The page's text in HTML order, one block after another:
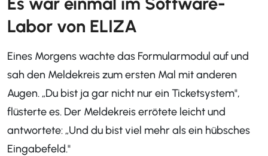
Labor von ELIZA
Eines Morgens wachte das Formularmodul auf und
sah den Meldekreis zum ersten Mal mit anderen
Augen. „Du bist ja gar nicht nur ein Ticketsystem",
flüsterte es. Der Meldekreis errötete leicht und
antwortete: „Und du bist viel mehr als ein hübsches
Eingabefeld."